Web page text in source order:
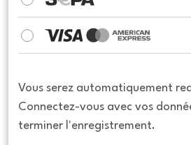
Vous serez automatiquement
Connectez-vous avec vos
terminer l'enregistrement.